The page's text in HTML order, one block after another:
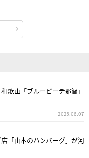
歌山「ブルービーチ那智」
2026.08.07
「山本のハンバーグ」が河